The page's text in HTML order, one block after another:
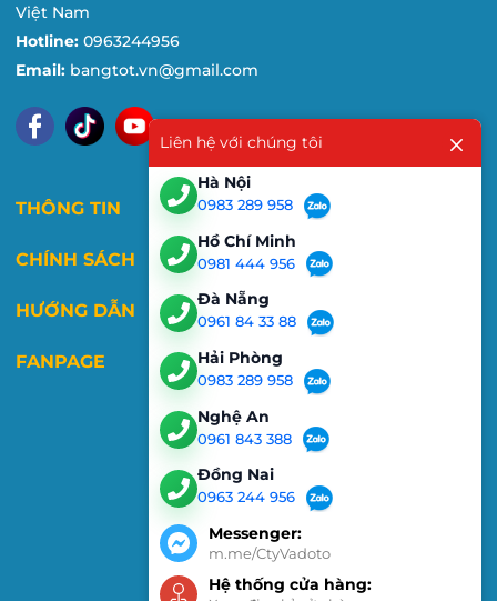
Việt Nam
Hotline: 0963244956
Email: bangtot.vn@gmail.com
THÔNG TIN
CHÍNH SÁCH
HƯỚNG DẪN
FANPAGE
Liên hệ với chúng tôi
Hà Nội
0983 289 958
Hồ Chí Minh
0981 444 956
Đà Nẵng
0961 84 33 88
Hải Phòng
0983 289 958
Nghệ An
0961 843 388
Đồng Nai
0963 244 956
Messenger:
m.me/CtyVadoto
Hệ thống cửa hàng: